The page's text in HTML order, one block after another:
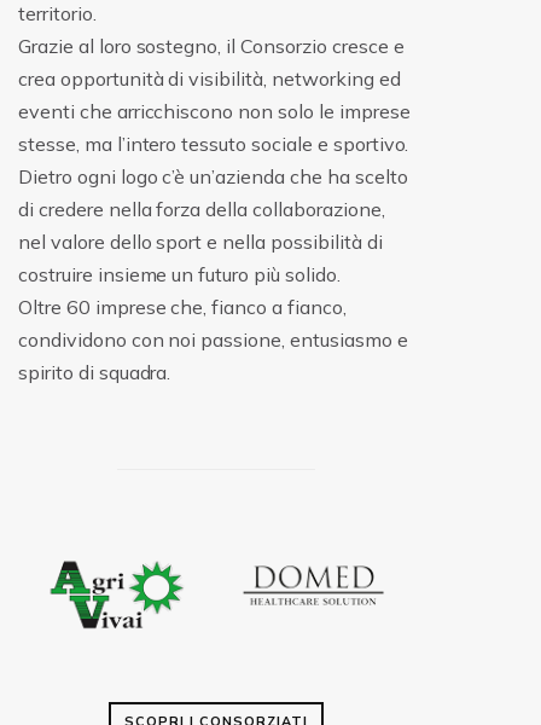
territorio.
Grazie al loro sostegno, il Consorzio cresce e
crea opportunità di visibilità, networking ed
eventi che arricchiscono non solo le imprese
stesse, ma l’intero tessuto sociale e sportivo.
Dietro ogni logo c’è un’azienda che ha scelto
di credere nella forza della collaborazione,
nel valore dello sport e nella possibilità di
costruire insieme un futuro più solido.
Oltre 60 imprese che, fianco a fianco,
condividono con noi passione, entusiasmo e
spirito di squadra.